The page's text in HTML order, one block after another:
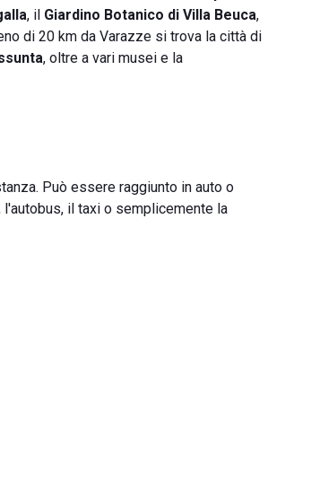
, il Giardino Botanico di Villa Beuca,
di 20 km da Varazze si trova la città di
, oltre a vari musei e la
Può essere raggiunto in auto o
il taxi o semplicemente la